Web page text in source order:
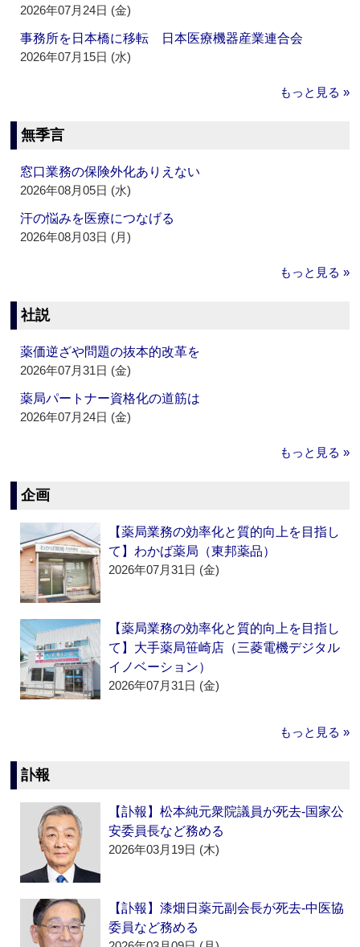
2026年07月24日 (金)
事務所を日本橋に移転 日本医療機器産業連合会
2026年07月15日 (水)
もっと見る »
無季言
窓口業務の保険外化ありえない
2026年08月05日 (水)
汗の悩みを医療につなげる
2026年08月03日 (月)
もっと見る »
社説
薬価逆ざや問題の抜本的改革を
2026年07月31日 (金)
薬局パートナー資格化の道筋は
2026年07月24日 (金)
もっと見る »
企画
【薬局業務の効率化と質的向上を目指し
て】わかば薬局（東邦薬品）
2026年07月31日 (金)
【薬局業務の効率化と質的向上を目指し
て】大手薬局笹崎店（三菱電機デジタル
イノベーション）
2026年07月31日 (金)
もっと見る »
訃報
【訃報】松本純元衆院議員が死去‐国家公
安委員長など務める
2026年03月19日 (木)
【訃報】漆畑日薬元副会長が死去‐中医協
委員など務める